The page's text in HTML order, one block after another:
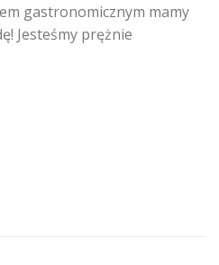
gastronomicznym mamy
Jesteśmy prężnie